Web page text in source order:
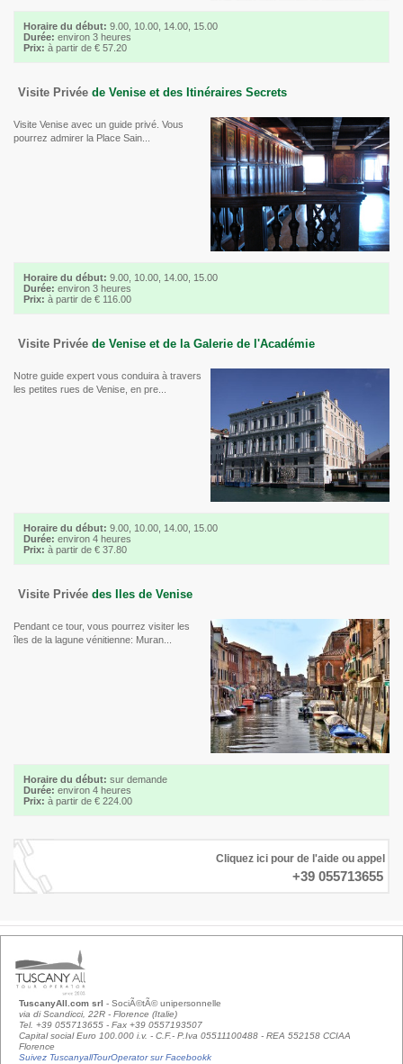
Horaire du début: 9.00, 10.00, 14.00, 15.00
Durée: environ 3 heures
Prix: à partir de € 57.20
Visite Privée de Venise et des Itinéraires Secrets
Visite Venise avec un guide privé. Vous
pourrez admirer la Place Sain...
Horaire du début: 9.00, 10.00, 14.00, 15.00
Durée: environ 3 heures
Prix: à partir de € 116.00
Visite Privée de Venise et de la Galerie de l'Académie
Notre guide expert vous conduira à travers
les petites rues de Venise, en pre...
Horaire du début: 9.00, 10.00, 14.00, 15.00
Durée: environ 4 heures
Prix: à partir de € 37.80
Visite Privée des Iles de Venise
Pendant ce tour, vous pourrez visiter les
îles de la lagune vénitienne: Muran...
Horaire du début: sur demande
Durée: environ 4 heures
Prix: à partir de € 224.00
Cliquez ici pour de l'aide ou appel
+39 055713655
TuscanyAll.com srl - SociÃ©tÃ© unipersonnelle
via di Scandicci, 22R - Florence (Italie)
Tel. +39 055713655 - Fax +39 0557193507
Capital social Euro 100.000 i.v. - C.F.- P.Iva 05511100488 - REA 552158 CCIAA
Florence
Suivez TuscanyallTourOperator sur Facebookk